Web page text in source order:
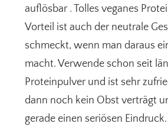
auflösbar . Tolles veganes
Vorteil ist auch der neutrale
schmeckt, wenn man daraus
macht. Verwende schon seit
Proteinpulver und ist sehr
dann noch kein Obst verträgt
gerade einen seriösen